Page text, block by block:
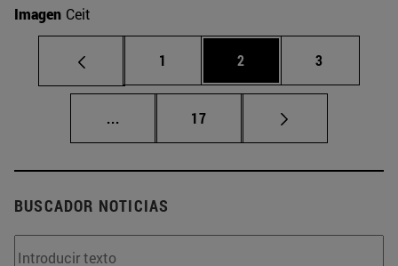
Imagen Ceit
Página
1 Página
2 Página
3
... Páginas intermedias Use TAB para
Página
17
BUSCADOR NOTICIAS